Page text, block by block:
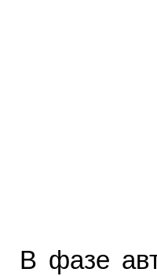
В фазе